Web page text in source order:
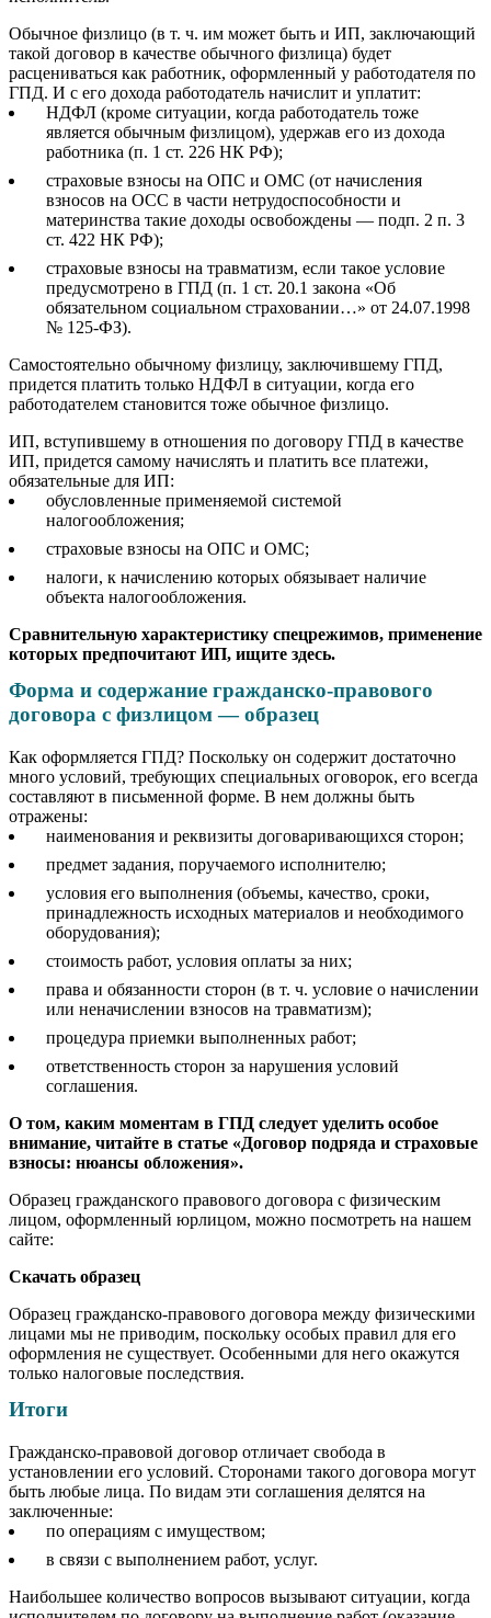
Обычное физлицо (в т. ч. им может быть и ИП, заключающий
такой договор в качестве обычного физлица) будет
расцениваться как работник, оформленный у работодателя по
ГПД. И с его дохода работодатель начислит и уплатит:
НДФЛ (кроме ситуации, когда работодатель тоже
является обычным физлицом), удержав его из дохода
работника (п. 1 ст. 226 НК РФ);
страховые взносы на ОПС и ОМС (от начисления
взносов на ОСС в части нетрудоспособности и
материнства такие доходы освобождены — подп. 2 п. 3
ст. 422 НК РФ);
страховые взносы на травматизм, если такое условие
предусмотрено в ГПД (п. 1 ст. 20.1 закона «Об
обязательном социальном страховании…» от 24.07.1998
№ 125-ФЗ).
Самостоятельно обычному физлицу, заключившему ГПД,
придется платить только НДФЛ в ситуации, когда его
работодателем становится тоже обычное физлицо.
ИП, вступившему в отношения по договору ГПД в качестве
ИП, придется самому начислять и платить все платежи,
обязательные для ИП:
обусловленные применяемой системой
налогообложения;
страховые взносы на ОПС и ОМС;
налоги, к начислению которых обязывает наличие
объекта налогообложения.
Сравнительную характеристику спецрежимов, применение
которых предпочитают ИП, ищите здесь.
Форма и содержание гражданско-правового
договора с физлицом — образец
Как оформляется ГПД? Поскольку он содержит достаточно
много условий, требующих специальных оговорок, его всегда
составляют в письменной форме. В нем должны быть
отражены:
наименования и реквизиты договаривающихся сторон;
предмет задания, поручаемого исполнителю;
условия его выполнения (объемы, качество, сроки,
принадлежность исходных материалов и необходимого
оборудования);
стоимость работ, условия оплаты за них;
права и обязанности сторон (в т. ч. условие о начислении
или неначислении взносов на травматизм);
процедура приемки выполненных работ;
ответственность сторон за нарушения условий
соглашения.
О том, каким моментам в ГПД следует уделить особое
внимание, читайте в статье «Договор подряда и страховые
взносы: нюансы обложения».
Образец гражданского правового договора с физическим
лицом, оформленный юрлицом, можно посмотреть на нашем
сайте:
Скачать образец
Образец гражданско-правового договора между физическими
лицами мы не приводим, поскольку особых правил для его
оформления не существует. Особенными для него окажутся
только налоговые последствия.
Итоги
Гражданско-правовой договор отличает свобода в
установлении его условий. Сторонами такого договора могут
быть любые лица. По видам эти соглашения делятся на
заключенные:
по операциям с имуществом;
в связи с выполнением работ, услуг.
Наибольшее количество вопросов вызывают ситуации, когда